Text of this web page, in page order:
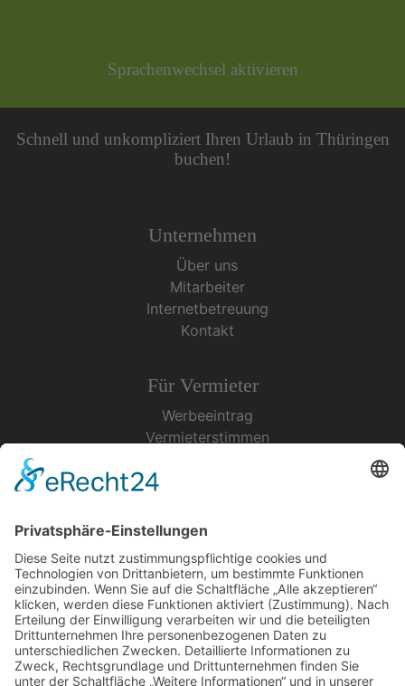
Sprachenwechsel aktivieren
Schnell und unkompliziert Ihren Urlaub in Thüringen
buchen!
Unternehmen
Über uns
Mitarbeiter
Internetbetreuung
Kontakt
Für Vermieter
Werbeeintrag
Vermieterstimmen
Urlaubsservice
Bücher, Karten & CD's
Ihre Anreise
Wetter
Links